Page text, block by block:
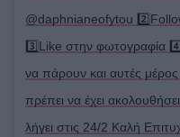
@daphnianeofytou
3️⃣Like στην φωτογραφία
να πάρουν και αυτές
πρέπει να έχει
λήγει στις 24/2 Καλή